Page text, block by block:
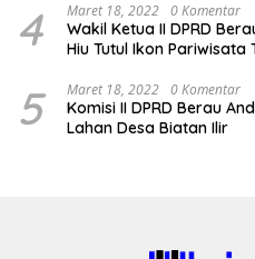
4 Maret 18, 2022 0 Komentar
Wakil Ketua II DPRD
Hiu Tutul Ikon Pariwisata
5 Maret 18, 2022 0 Komentar
Komisi II DPRD Berau
Lahan Desa Biatan Ilir